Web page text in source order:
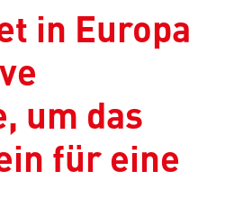
in Europa
um das
für eine